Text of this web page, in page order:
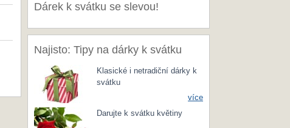
Dárek k svátku se slevou!
Najisto: Tipy na dárky k svátku
Klasické i netradiční dárky k
svátku
více
Darujte k svátku květiny